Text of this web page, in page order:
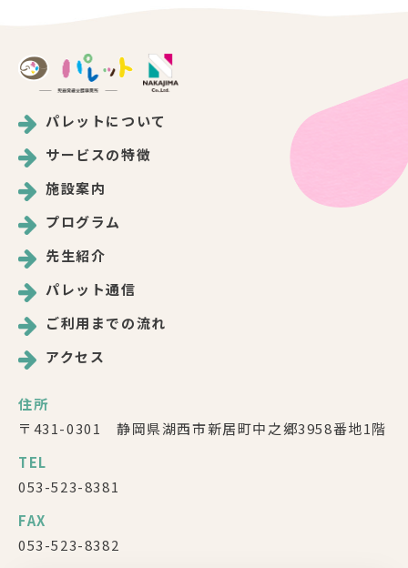
パレットについて
サービスの特徴
施設案内
プログラム
先生紹介
パレット通信
ご利用までの流れ
アクセス
住所
〒431-0301 静岡県湖西市新居町中之郷3958番地1階
TEL
053-523-8381
FAX
053-523-8382